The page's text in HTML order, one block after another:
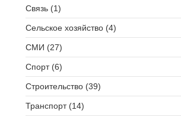
Связь (1)
Сельское хозяйство (4)
СМИ (27)
Спорт (6)
Строительство (39)
Транспорт (14)